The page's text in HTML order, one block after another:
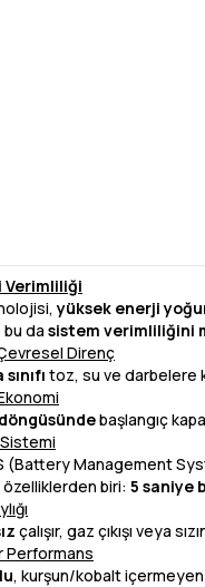
Verimliliği
yüksek enerji
bu da sistem verimliliğini
Direnç
toz, su ve darbelere
başlangıç
Sistemi
(Battery Management
biri: 5 saniye
çalışır, gaz çıkışı veya
Performans
, kurşun/kobalt içermeyen